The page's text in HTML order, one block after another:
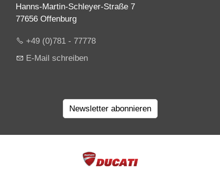
Hanns-Martin-Schleyer-Straße 7
77656 Offenburg
+49 (0)781 - 77778
E-Mail schreiben
Newsletter abonnieren